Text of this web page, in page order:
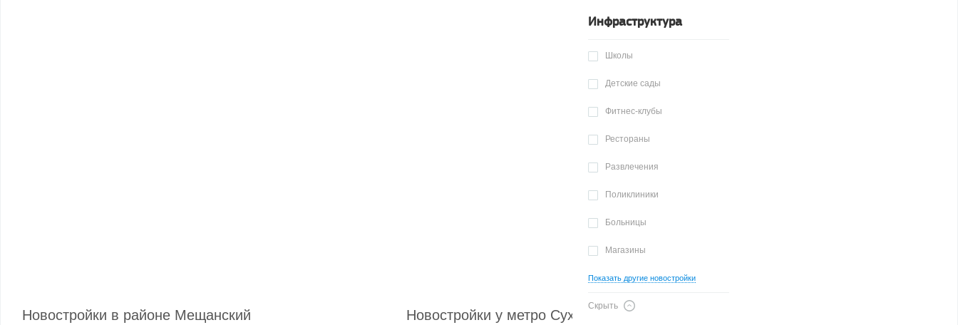
Инфраструктура
Школы
Детские сады
Фитнес-клубы
Рестораны
Развлечения
Поликлиники
Больницы
Магазины
Показать другие новостройки
Скрыть
Новостройки в районе Мещанский Новостройки у метро Сухаревская